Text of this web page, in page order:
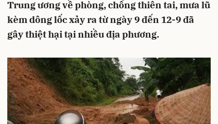
Trung ương về phòng, chống thiên tai, mưa lũ
kèm dông lốc xảy ra từ ngày 9 đến 12-9 đã
gây thiệt hại tại nhiều địa phương.